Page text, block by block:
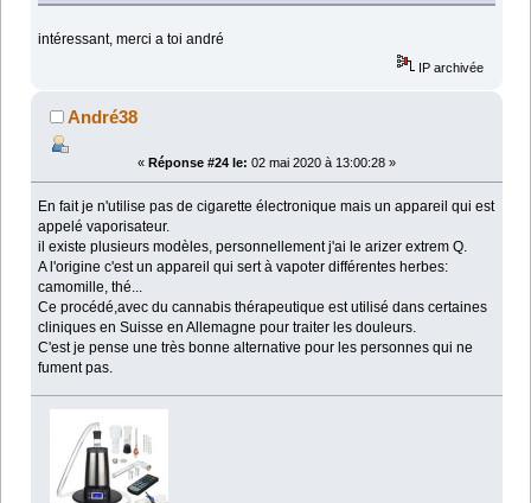
intéressant, merci a toi andré
IP archivée
André38
« Réponse #24 le: 02 mai 2020 à 13:00:28 »
En fait je n'utilise pas de cigarette électronique mais un appareil qui est
appelé vaporisateur.
il existe plusieurs modèles, personnellement j'ai le arizer extrem Q.
A l'origine c'est un appareil qui sert à vapoter différentes herbes:
camomille, thé...
Ce procédé,avec du cannabis thérapeutique est utilisé dans certaines
cliniques en Suisse en Allemagne pour traiter les douleurs.
C'est je pense une très bonne alternative pour les personnes qui ne
fument pas.